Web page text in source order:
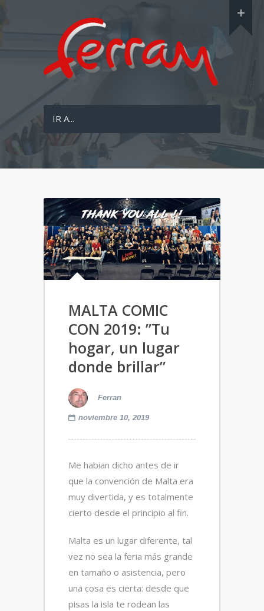
IR A...
MALTA COMIC
CON 2019: ”Tu
hogar, un lugar
donde brillar”
Ferran
noviembre 10, 2019
Me habian dicho antes de ir
que la convención de Malta era
muy divertida, y es totalmente
cierto desde el principio al fin.
Malta es un lugar diferente, tal
vez no sea la feria más grande
en tamaño o asistencia, pero
una cosa es cierta: desde que
pisas la isla te rodean las